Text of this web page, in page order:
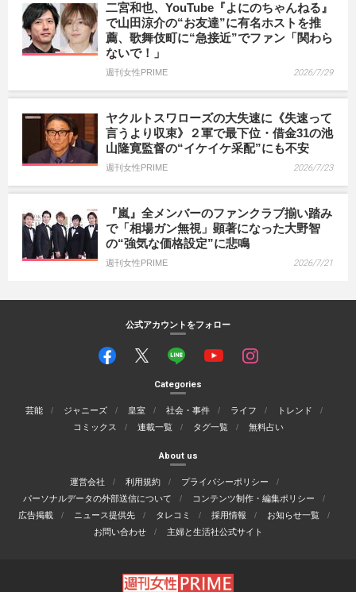
二宮和也、YouTube『よにのちゃんねる』
で山田涼介の“お友達”に有名ホストを推
薦、歌舞伎町に“急接近”でファン「関わら
ないで！」
週刊女性PRIME 2026/7/29
ヤクルトスワローズの大失速に《失速って
言うより収束》２軍で最下位・借金31の池
山隆寛監督の“イケイケ采配”にも不安
週刊女性PRIME 2026/7/23
『嵐』全メンバーのファンクラブ揃い踏み
で「相場ガン無視」顕著になった大野智
の“強気な価格設定”に悲鳴
週刊女性PRIME 2026/7/21
公式アカウントをフォロー
Categories
芸能 ジャニーズ 皇室 社会・事件 ライフ
トレンド
コミックス
連載一覧 タグ一覧 無料占い
About us
運営会社 利用規約
プライバシーポリシー
パーソナルデータの外部送信について
コンテンツ制作・編集ポリシー
広告掲載
ニュース提供先 タレコミ 採用情報
お知らせ一覧
お問い合わせ
主婦と生活社公式サイト